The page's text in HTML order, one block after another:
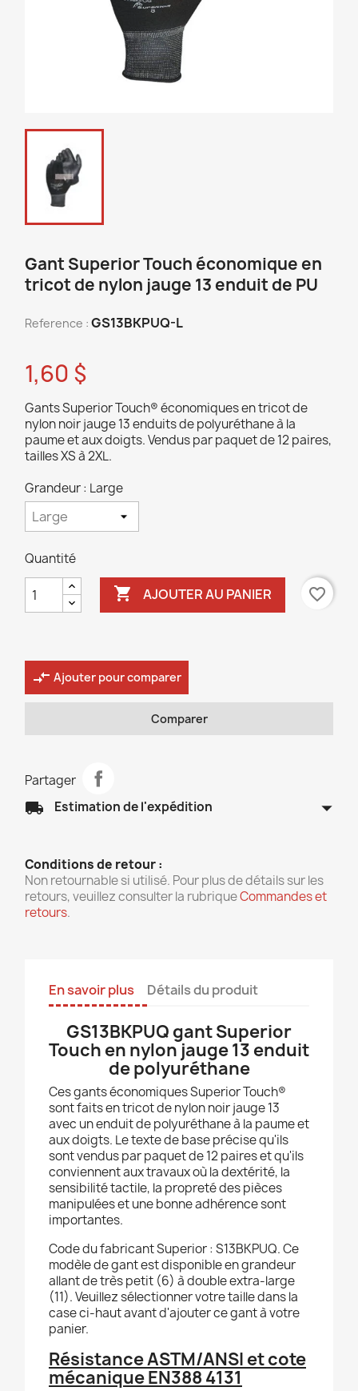
Gant Superior Touch économique en
tricot de nylon jauge 13 enduit de PU
Reference : GS13BKPUQ-L
1,60 $
Gants Superior Touch® économiques en tricot de
nylon noir jauge 13 enduits de polyuréthane à la
paume et aux doigts. Vendus par paquet de 12 paires,
tailles XS à 2XL.
Grandeur : Large
Quantité
 AJOUTER AU PANIER favorite_border
compare_arrows Ajouter pour comparer
Comparer
Partager
local_shipping Estimation de l'expédition arrow_drop_down
Conditions de retour :
Non retournable si utilisé. Pour plus de détails sur les
retours, veuillez consulter la rubriqueCommandes et
retours.
En savoir plus Détails du produit
GS13BKPUQ gant Superior
Touch en nylon jauge 13 enduit
de polyuréthane
Ces gants économiques Superior Touch®
sont faits en tricot de nylon noir jauge 13
avec un enduit de polyuréthane à la paume et
aux doigts. Le texte de base précise qu'ils
sont vendus par paquet de 12 paires et qu'ils
conviennent aux travaux où la dextérité, la
sensibilité tactile, la propreté des pièces
manipulées et une bonne adhérence sont
importantes.
Code du fabricant Superior : S13BKPUQ. Ce
modèle de gant est disponible en grandeur
allant de très petit (6) à double extra-large
(11). Veuillez sélectionner votre taille dans la
case ci-haut avant d'ajouter ce gant à votre
panier.
Résistance ASTM/ANSI et cote
mécanique EN388 4131